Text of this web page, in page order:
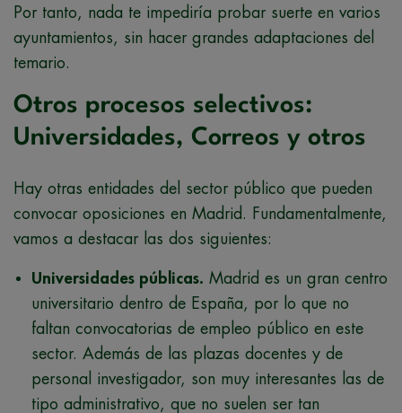
Por tanto, nada te impediría probar suerte en varios
ayuntamientos, sin hacer grandes adaptaciones del
temario.
Otros procesos selectivos:
Universidades, Correos y otros
Hay otras entidades del sector público que pueden
convocar oposiciones en Madrid. Fundamentalmente,
vamos a destacar las dos siguientes:
Universidades públicas. Madrid es un gran centro
universitario dentro de España, por lo que no
faltan convocatorias de empleo público en este
sector. Además de las plazas docentes y de
personal investigador, son muy interesantes las de
tipo administrativo, que no suelen ser tan